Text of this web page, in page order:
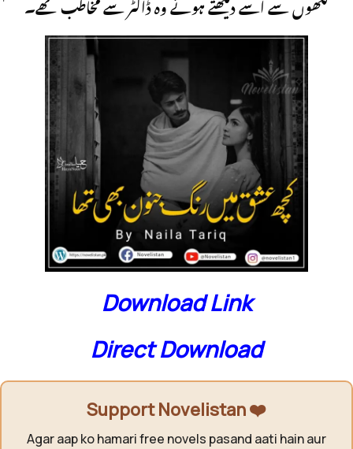
لکھوں سے اسے دیکھتے ہوئے وہ ڈاکٹر سے مخاطب تھے۔
Download Link
Direct Download
Support Novelistan ❤️
Agar aap ko hamari free novels pasand aati hain aur